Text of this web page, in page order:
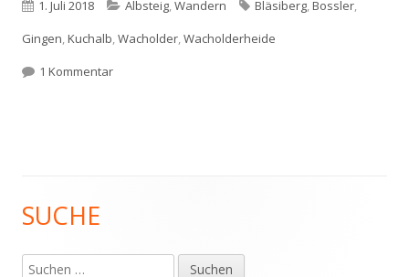
Veröffentlicht
am
1. Juli 2018 Kategorien
Albsteig,Wandern Schlagwörter
Bläsiberg,Bossler,
Gingen,Kuchalb,Wacholder,Wacholderheide
1 Kommentarzu Albsteig Etappe 6
Haupt-
Seitenleiste
SUCHE
Suchen